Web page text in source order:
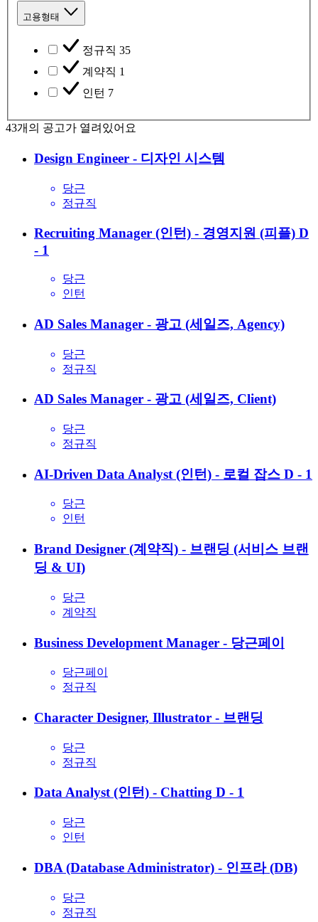
고용형태
정규직 35
계약직 1
인턴 7
43개의 공고가 열려있어요
Design Engineer - 디자인 시스템
당근
정규직
Recruiting Manager (인턴) - 경영지원 (피플) D
- 1
당근
인턴
AD Sales Manager - 광고 (세일즈, Agency)
당근
정규직
AD Sales Manager - 광고 (세일즈, Client)
당근
정규직
AI-Driven Data Analyst (인턴) - 로컬 잡스 D - 1
당근
인턴
Brand Designer (계약직) - 브랜딩 (서비스 브랜
딩 & UI)
당근
계약직
Business Development Manager - 당근페이
당근페이
정규직
Character Designer, Illustrator - 브랜딩
당근
정규직
Data Analyst (인턴) - Chatting D - 1
당근
인턴
DBA (Database Administrator) - 인프라 (DB)
당근
정규직